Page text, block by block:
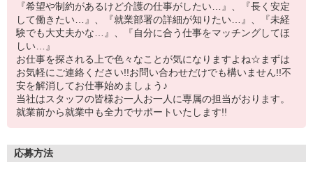
『希望や制約があるけど介護の仕事がしたい…』、『長く安定
して働きたい…』、『就業部署の詳細が知りたい…』、『未経
験でも大丈夫かな…』、『自分に合う仕事をマッチングしてほ
しい…』
お仕事を探される上で色々なことが気になりますよね☆まずは
お気軽にご連絡ください!!お問い合わせだけでも構いません!!不
安を解消してお仕事始めましょう♪
当社はスタッフの皆様お一人お一人に専属の担当がおります。
就業前から就業中も全力でサポートいたします!!
応募方法